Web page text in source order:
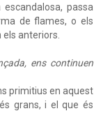
passa
de flames, o els
anteriors.
ens continuen
primitius en aquest
grans, i el que és